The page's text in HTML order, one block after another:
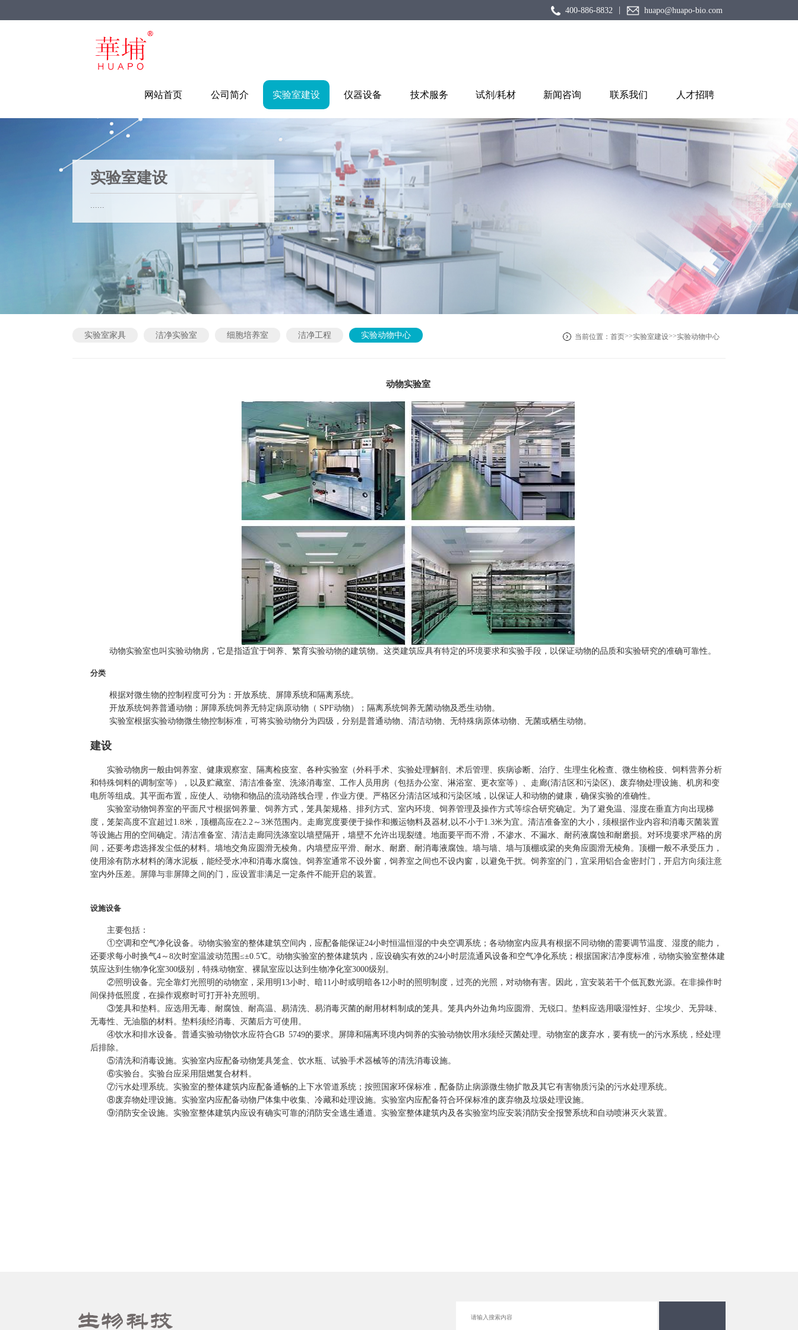
400-886-8832 huapo@huapo-bio.com
网站首页 公司简介 实验室建设 仪器设备 技术服务 试剂/耗材 新闻咨询 联系我们 人才招聘
实验室建设
实验室家具 洁净实验室 细胞培养室 洁净工程 实验动物中心 当前位置： 首页>>实验室建设>>实验动物中心
动物实验室
动物实验室也叫实验动物房，它是指适宜于饲养、繁育实验动物的建筑物。这类建筑应具有特定的环境要求和实验手段，以保证动物的品质和实验研究的准确可靠性。
分类
根据对微生物的控制程度可分为：开放系统、屏障系统和隔离系统。
开放系统饲养普通动物；屏障系统饲养无特定病原动物（ SPF动物）；隔离系统饲养无菌动物及悉生动物。
实验室根据实验动物微生物控制标准，可将实验动物分为四级，分别是普通动物、清洁动物、无特殊病原体动物、无菌或栖生动物。
建设
实验动物房一般由饲养室、健康观察室、隔离检疫室、各种实验室（外科手术、实验处理解剖、术后管理、疾病诊断、治疗、生理生化检查、微生物检疫、饲料营养分析
和特殊饲料的调制室等），以及贮藏室、清洁准备室、洗涤消毒室、工作人员用房（包括办公室、淋浴室、更衣室等）、走廊(清洁区和污染区)、废弃物处理设施、机房和变
电所等组成。其平面布置，应使人、动物和物品的流动路线合理，作业方便。严格区分清洁区域和污染区域，以保证人和动物的健康，确保实验的准确性。
实验室动物饲养室的平面尺寸根据饲养量、饲养方式，笼具架规格、排列方式、室内环境、饲养管理及操作方式等综合研究确定。为了避免温、湿度在垂直方向出现梯
度，笼架高度不宜超过1.8米，顶棚高应在2.2～3米范围内。走廊宽度要便于操作和搬运物料及器材,以不小于1.3米为宜。清洁准备室的大小，须根据作业内容和消毒灭菌装置
等设施占用的空间确定。清洁准备室、清洁走廊同洗涤室以墙壁隔开，墙壁不允许出现裂缝。 地面要平而不滑，不渗水、不漏水、耐药液腐蚀和耐磨损。对环境要求严格的房
间，还要考虑选择发尘低的材料。墙地交角应圆滑无棱角。内墙壁应平滑、耐水、耐磨、耐消毒液腐蚀。墙与墙、墙与顶棚或梁的夹角应圆滑无棱角。顶棚一般不承受压力，
使用涂有防水材料的薄水泥板，能经受水冲和消毒水腐蚀。饲养室通常不设外窗，饲养室之间也不设内窗，以避免干扰。饲养室的门，宜采用铝合金密封门，开启方向须注意
室内外压差。屏障与非屏障之间的门，应设置非满足一定条件不能开启的装置。
设施设备
主要包括：
①空调和空气净化设备。 动物实验室的整体建筑空间内，应配备能保证24小时恒温恒湿的中央空调系统；各动物室内应具有根据不同动物的需要调节温度、湿度的能力，
还要求每小时换气4～8次时室温波动范围≤±0.5℃。动物实验室的整体建筑内，应设确实有效的24小时层流通风设备和空气净化系统；根据国家洁净度标准，动物实验室整体建
筑应达到生物净化室300级别，特殊动物室、裸鼠室应以达到生物净化室3000级别。
②照明设备。完全靠灯光照明的动物室，采用明13小时、暗11小时或明暗各12小时的照明制度，过亮的光照，对动物有害。因此，宜安装若干个低瓦数光源。在非操作时
间保持低照度，在操作观察时可打开补充照明。
③笼具和垫料。 应选用无毒、耐腐蚀、耐高温、易清洗、易消毒灭菌的耐用材料制成的笼具。 笼具内外边角均应圆滑、无锐口。 垫料应选用吸湿性好、尘埃少、无异味、
无毒性、无油脂的材料。垫料须经消毒、灭菌后方可使用。
④饮水和排水设备。 普通实验动物饮水应符合GB 5749的要求。屏障和隔离环境内饲养的实验动物饮用水须经灭菌处理。 动物室的废弃水，要有统一的污水系统，经处理
后排除。
⑤清洗和消毒设施。实验室内应配备动物笼具笼盒、饮水瓶、试验手术器械等的清洗消毒设施。
⑥实验台。实验台应采用阻燃复合材料。
⑦污水处理系统。实验室的整体建筑内应配备通畅的上下水管道系统；按照国家环保标准，配备防止病源微生物扩散及其它有害物质污染的污水处理系统。
⑧废弃物处理设施。实验室内应配备动物尸体集中收集、冷藏和处理设施。实验室内应配备符合环保标准的废弃物及垃圾处理设施。
⑨消防安全设施。实验室整体建筑内应设有确实可靠的消防安全逃生通道。实验室整体建筑内及各实验室均应安装消防安全报警系统和自动喷淋灭火装置。